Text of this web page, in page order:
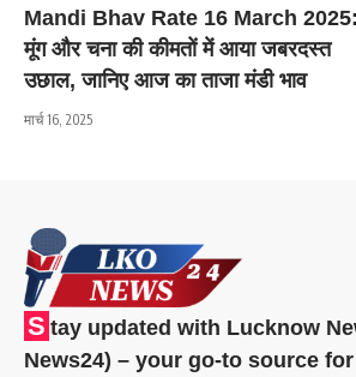
Mandi Bhav Rate 16 March 2025:
मूंग और चना की कीमतों में आया जबरदस्त
उछाल, जानिए आज का ताजा मंडी भाव
मार्च 16, 2025
S tay updated with Lucknow
News24) – your go-to source